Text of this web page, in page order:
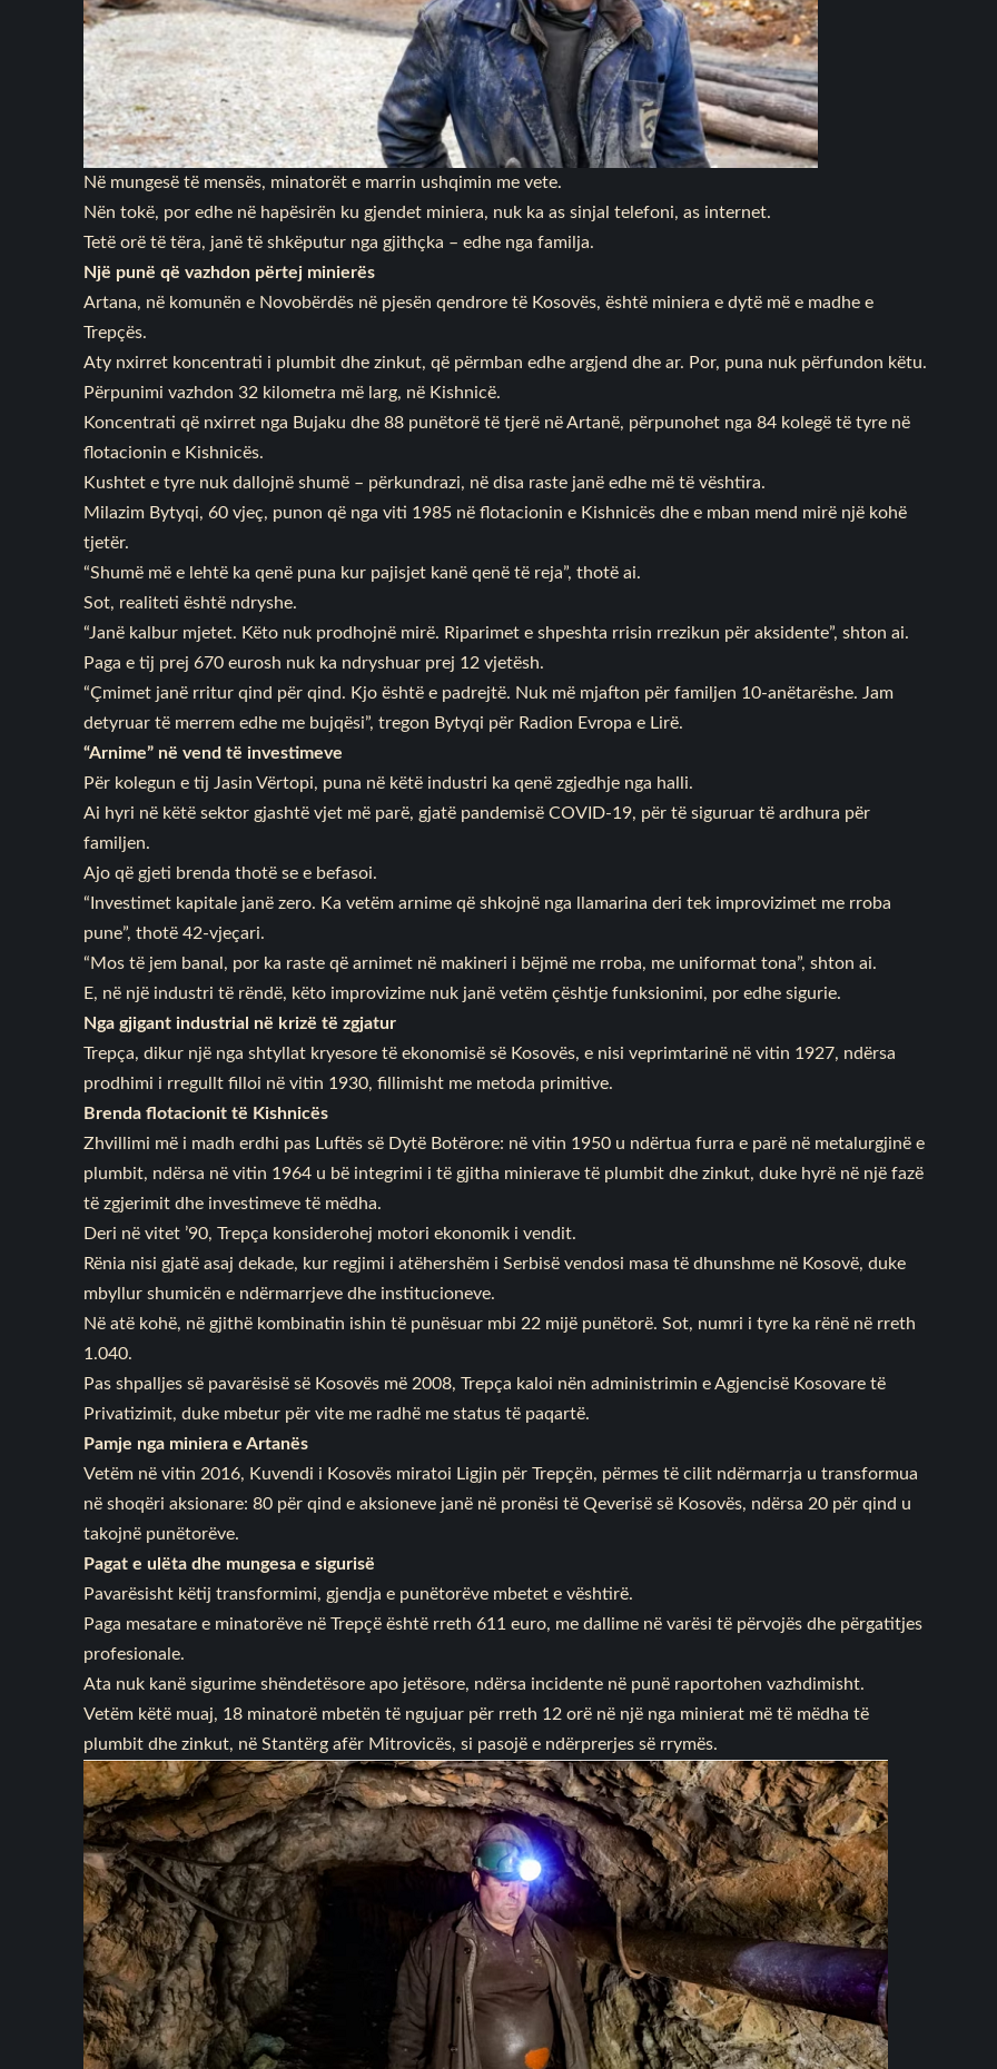
Në mungesë të mensës, minatorët e marrin ushqimin me vete.
Nën tokë, por edhe në hapësirën ku gjendet miniera, nuk ka as sinjal telefoni, as internet.
Tetë orë të tëra, janë të shkëputur nga gjithçka – edhe nga familja.
Një punë që vazhdon përtej minierës
Artana, në komunën e Novobërdës në pjesën qendrore të Kosovës, është miniera e dytë më e madhe e
Trepçës.
Aty nxirret koncentrati i plumbit dhe zinkut, që përmban edhe argjend dhe ar. Por, puna nuk përfundon këtu.
Përpunimi vazhdon 32 kilometra më larg, në Kishnicë.
Koncentrati që nxirret nga Bujaku dhe 88 punëtorë të tjerë në Artanë, përpunohet nga 84 kolegë të tyre në
flotacionin e Kishnicës.
Kushtet e tyre nuk dallojnë shumë – përkundrazi, në disa raste janë edhe më të vështira.
Milazim Bytyqi, 60 vjeç, punon që nga viti 1985 në flotacionin e Kishnicës dhe e mban mend mirë një kohë
tjetër.
“Shumë më e lehtë ka qenë puna kur pajisjet kanë qenë të reja”, thotë ai.
Sot, realiteti është ndryshe.
“Janë kalbur mjetet. Këto nuk prodhojnë mirë. Riparimet e shpeshta rrisin rrezikun për aksidente”, shton ai.
Paga e tij prej 670 eurosh nuk ka ndryshuar prej 12 vjetësh.
“Çmimet janë rritur qind për qind. Kjo është e padrejtë. Nuk më mjafton për familjen 10-anëtarëshe. Jam
detyruar të merrem edhe me bujqësi”, tregon Bytyqi për Radion Evropa e Lirë.
“Arnime” në vend të investimeve
Për kolegun e tij Jasin Vërtopi, puna në këtë industri ka qenë zgjedhje nga halli.
Ai hyri në këtë sektor gjashtë vjet më parë, gjatë pandemisë COVID-19, për të siguruar të ardhura për
familjen.
Ajo që gjeti brenda thotë se e befasoi.
“Investimet kapitale janë zero. Ka vetëm arnime që shkojnë nga llamarina deri tek improvizimet me rroba
pune”, thotë 42-vjeçari.
“Mos të jem banal, por ka raste që arnimet në makineri i bëjmë me rroba, me uniformat tona”, shton ai.
E, në një industri të rëndë, këto improvizime nuk janë vetëm çështje funksionimi, por edhe sigurie.
Nga gjigant industrial në krizë të zgjatur
Trepça, dikur një nga shtyllat kryesore të ekonomisë së Kosovës, e nisi veprimtarinë në vitin 1927, ndërsa
prodhimi i rregullt filloi në vitin 1930, fillimisht me metoda primitive.
Brenda flotacionit të Kishnicës
Zhvillimi më i madh erdhi pas Luftës së Dytë Botërore: në vitin 1950 u ndërtua furra e parë në metalurgjinë e
plumbit, ndërsa në vitin 1964 u bë integrimi i të gjitha minierave të plumbit dhe zinkut, duke hyrë në një fazë
të zgjerimit dhe investimeve të mëdha.
Deri në vitet ’90, Trepça konsiderohej motori ekonomik i vendit.
Rënia nisi gjatë asaj dekade, kur regjimi i atëhershëm i Serbisë vendosi masa të dhunshme në Kosovë, duke
mbyllur shumicën e ndërmarrjeve dhe institucioneve.
Në atë kohë, në gjithë kombinatin ishin të punësuar mbi 22 mijë punëtorë. Sot, numri i tyre ka rënë në rreth
1.040.
Pas shpalljes së pavarësisë së Kosovës më 2008, Trepça kaloi nën administrimin e Agjencisë Kosovare të
Privatizimit, duke mbetur për vite me radhë me status të paqartë.
Pamje nga miniera e Artanës
Vetëm në vitin 2016, Kuvendi i Kosovës miratoi Ligjin për Trepçën, përmes të cilit ndërmarrja u transformua
në shoqëri aksionare: 80 për qind e aksioneve janë në pronësi të Qeverisë së Kosovës, ndërsa 20 për qind u
takojnë punëtorëve.
Pagat e ulëta dhe mungesa e sigurisë
Pavarësisht këtij transformimi, gjendja e punëtorëve mbetet e vështirë.
Paga mesatare e minatorëve në Trepçë është rreth 611 euro, me dallime në varësi të përvojës dhe përgatitjes
profesionale.
Ata nuk kanë sigurime shëndetësore apo jetësore, ndërsa incidente në punë raportohen vazhdimisht.
Vetëm këtë muaj, 18 minatorë mbetën të ngujuar për rreth 12 orë në një nga minierat më të mëdha të
plumbit dhe zinkut, në Stantërg afër Mitrovicës, si pasojë e ndërprerjes së rrymës.